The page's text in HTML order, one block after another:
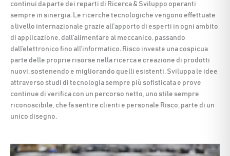
continui da parte dei reparti di Ricerca & Sviluppo operanti
sempre in sinergia. Le ricerche tecnologiche vengono effettuate
a livello internazionale grazie all’apporto di esperti in ogni ambito
di applicazione, dall’alimentare al meccanico, passando
dall’elettronico fino all’informatico. Risco investe una cospicua
parte delle proprie risorse nella ricerca e creazione di prodotti
nuovi, sostenendo e migliorando quelli esistenti. Sviluppa le idee
attraverso studi di tecnologia sempre più sofisticata e prove
continue di verifica con un percorso netto, uno stile sempre
riconoscibile, che fa sentire clienti e personale Risco, parte di un
unico disegno.